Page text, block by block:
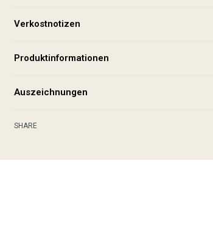
Verkostnotizen
Produktinformationen
Auszeichnungen
SHARE